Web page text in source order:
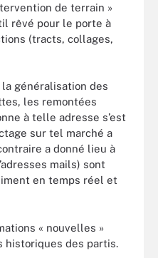
de terrain »
rêvé pour le porte à
(tracts, collages,
généralisation des
les remontées
à telle adresse s’est
sur tel marché a
a donné lieu à
mails) sont
en temps réel et
« nouvelles »
historiques des partis.